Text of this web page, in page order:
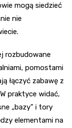
mogą siedzieć
nie
rozbudowane
pomostami
łączyć zabawę z
praktyce widać,
„bazy” i tory
elementami na